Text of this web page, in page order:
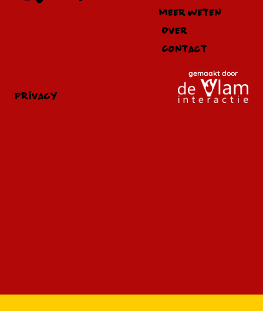
Meer weten
Over
Contact
privacy
gemaakt door